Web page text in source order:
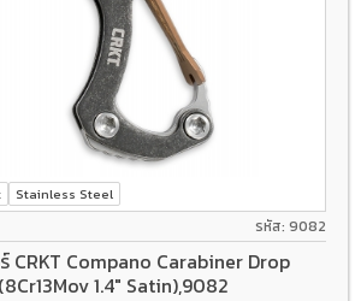
Stainless Steel
รหัส: 9082
CRKT Compano Carabiner Drop
1.4" Satin),9082